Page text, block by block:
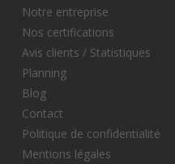
Notre entreprise
Nos certifications
Avis clients / Statistiques​
Planning
Blog
Contact
Politique de confidentialité
Mentions légales